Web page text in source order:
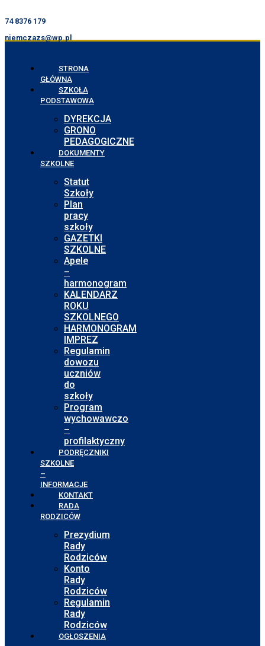
74 8376 179
niemczazs@wp.pl
STRONA
GŁÓWNA
SZKOŁA
PODSTAWOWA
DYREKCJA
GRONO
PEDAGOGICZNE
DOKUMENTY
SZKOLNE
Statut
Szkoły
Plan
pracy
szkoły
GAZETKI
SZKOLNE
Apele
–
harmonogram
KALENDARZ
ROKU
SZKOLNEGO
HARMONOGRAM
IMPREZ
Regulamin
dowozu
uczniów
do
szkoły
Program
wychowawczo
–
profilaktyczny
PODRĘCZNIKI
SZKOLNE
–
INFORMACJE
KONTAKT
RADA
RODZICÓW
Prezydium
Rady
Rodziców
Konto
Rady
Rodziców
Regulamin
Rady
Rodziców
OGŁOSZENIA